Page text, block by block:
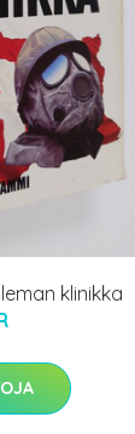
klinikka